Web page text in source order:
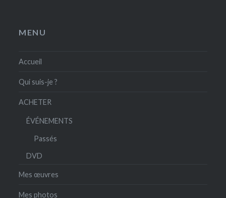
MENU
Accueil
Qui suis-je ?
ACHETER
ÉVÉNEMENTS
Passés
DVD
Mes œuvres
Mes photos